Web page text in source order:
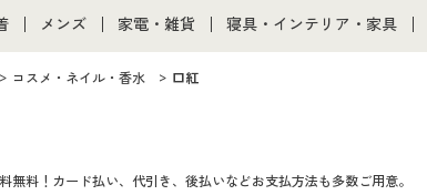
通販すべて
メンズ
メンズ通販すべて
メンズ下着
家電・雑貨
家電・雑貨すべて
キッチン・雑貨・日用品
寝具・インテリア・家具
寝具・ベッド
コスメ・ネイル・香水 口紅
料！カード払い、代引き、後払いなどお支払方法も多数ご用意。